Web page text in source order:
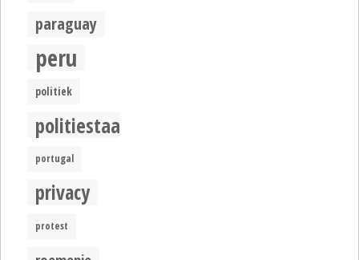
paraguay
peru
politiek
politiestaat
portugal
privacy
protest